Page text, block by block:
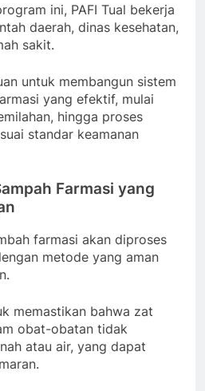
ini, PAFI Tual bekerja
daerah, dinas kesehatan,
sakit.
untuk membangun sistem
yang efektif, mulai
hingga proses
standar keamanan
Farmasi yang
farmasi akan diproses
metode yang aman
memastikan bahwa zat
obat-obatan tidak
atau air, yang dapat